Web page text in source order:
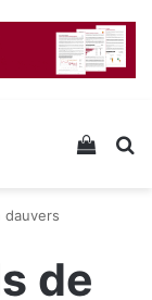
Voir
de